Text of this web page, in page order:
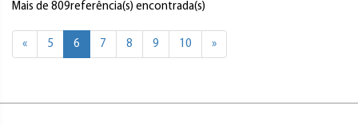
Mais de 809referência(s) encontrada(s)
« 5 6 7 8 9 10 »